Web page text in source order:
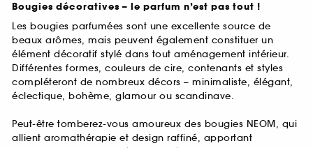
Bougies décoratives – le parfum n’est pas tout !
Les bougies parfumées sont une excellente source de
beaux arômes, mais peuvent également constituer un
élément décoratif stylé dans tout aménagement intérieur.
Différentes formes, couleurs de cire, contenants et styles
compléteront de nombreux décors – minimaliste, élégant,
éclectique, bohème, glamour ou scandinave.
Peut-être tomberez-vous amoureux des bougies NEOM, qui
allient aromathérapie et design raffiné, apportant